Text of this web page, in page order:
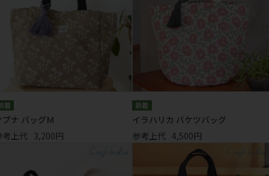
プナ バッグＭ
考上代 3,200円
イラハリカ バケツバッグ
参考上代 4,500円